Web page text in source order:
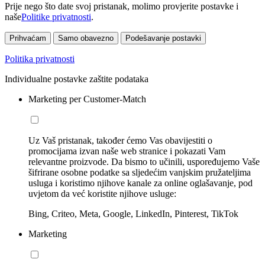
Prije nego što date svoj pristanak, molimo provjerite postavke i
našePolitike privatnosti.
Prihvaćam Samo obavezno Podešavanje postavki
Politika privatnosti
Individualne postavke zaštite podataka
Marketing per Customer-Match
Uz Vaš pristanak, također ćemo Vas obavijestiti o
promocijama izvan naše web stranice i pokazati Vam
relevantne proizvode. Da bismo to učinili, uspoređujemo Vaše
šifrirane osobne podatke sa sljedećim vanjskim pružateljima
usluga i koristimo njihove kanale za online oglašavanje, pod
uvjetom da već koristite njihove usluge:
Bing, Criteo, Meta, Google, LinkedIn, Pinterest, TikTok
Marketing